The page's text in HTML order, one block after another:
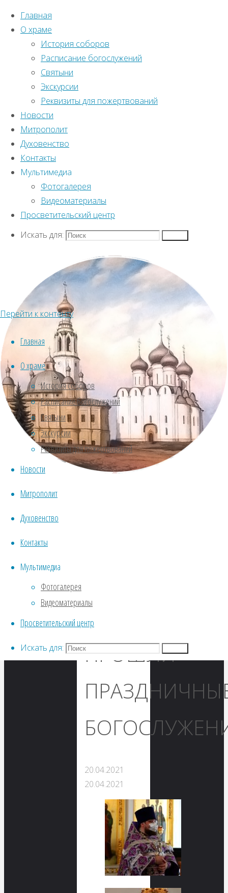
Главная
О храме
История соборов
Расписание богослужений
Святыни
Экскурсии
Реквизиты для пожертвований
Новости
Митрополит
Духовенство
Контакты
Мультимедиа
Фотогалерея
Видеоматериалы
Просветительский центр
Искать для:
Перейти к контенту
Главная
О храме
История соборов
Расписание богослужений
Святыни
Экскурсии
Реквизиты для пожертвований
Новости
Митрополит
Духовенство
Контакты
Мультимедиа
Фотогалерея
Видеоматериалы
Просветительский центр
Искать для:
страница
рубрики
НЕДЕЛЮ 5-Ю
ВЕЛИКОГО
ПОСТА В
ВОСКРЕСЕНСКОМ
КАФЕДРАЛЬНОМ
СОБОРЕ
ПРОШЛИ
ПРАЗДНИЧНЫЕ
БОГОСЛУЖЕНИЯ.
Новости
В
НЕДЕЛЮ
5-Ю
ВЕЛИКОГО
ПОСТА
СОБОРЕ
ПРОШЛИ
20.04.2021
20.04.2021
журнал "ФОМА"